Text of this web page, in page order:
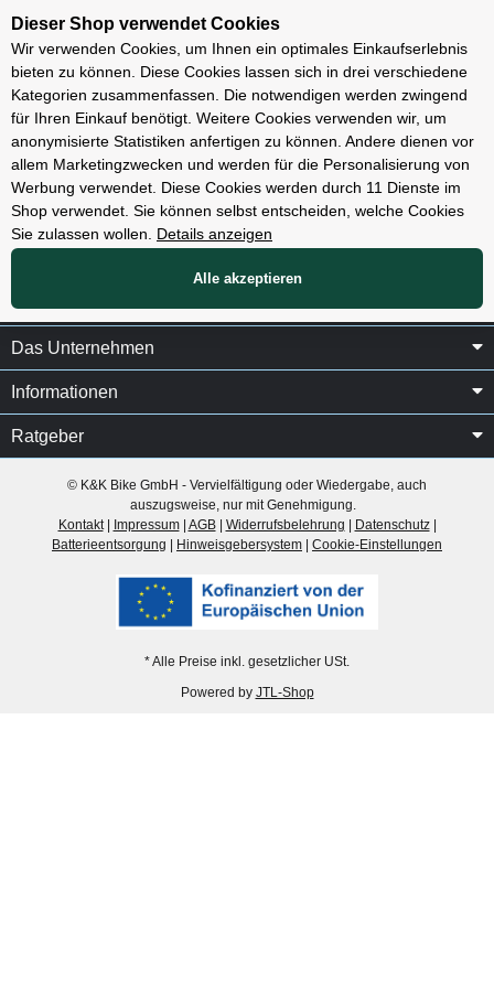
Unsere Filialen
Rondo
Unsere Filialen
Das Unternehmen
Informationen
Ratgeber
© K&K Bike GmbH - Vervielfältigung oder Wiedergabe, auch
auszugsweise, nur mit Genehmigung.
Kontakt| Impressum| AGB| Widerrufsbelehrung | Datenschutz|
Batterieentsorgung | Hinweisgebersystem | Cookie-Einstellungen
* Alle Preise inkl. gesetzlicher USt.
Powered by JTL-Shop
Dieser Shop verwendet Cookies
Wir verwenden Cookies, um Ihnen ein optimales Einkaufserlebnis
bieten zu können. Diese Cookies lassen sich in drei verschiedene
Kategorien zusammenfassen. Die notwendigen werden zwingend
für Ihren Einkauf benötigt. Weitere Cookies verwenden wir, um
anonymisierte Statistiken anfertigen zu können. Andere dienen vor
allem Marketingzwecken und werden für die Personalisierung von
Werbung verwendet. Diese Cookies werden durch 11 Dienste im
Shop verwendet. Sie können selbst entscheiden, welche Cookies
Sie zulassen wollen.
Details anzeigen
Alle akzeptieren